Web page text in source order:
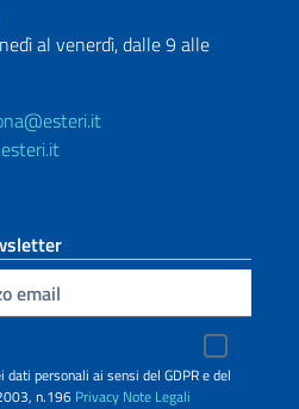
al venerdì, dalle 9 alle
personali ai sensi del GDPR e del
n.196 Privacy Note Legali